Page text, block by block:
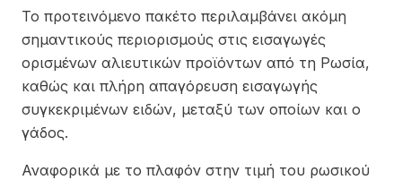
Το προτεινόμενο πακέτο περιλαμβάνει ακόμη
σημαντικούς περιορισμούς στις εισαγωγές
ορισμένων αλιευτικών προϊόντων από τη Ρωσία,
καθώς και πλήρη απαγόρευση εισαγωγής
συγκεκριμένων ειδών, μεταξύ των οποίων και ο
γάδος.
Αναφορικά με το πλαφόν στην τιμή του ρωσικού